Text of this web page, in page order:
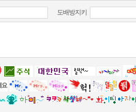
도배방지키